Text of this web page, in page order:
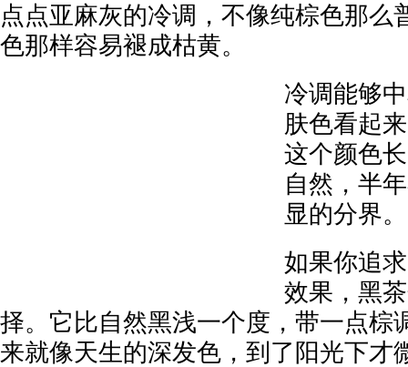
点点亚麻灰的冷调，不像纯棕色那么
色那样容易褪成枯黄。
冷调能够
肤色看起
这个颜色
自然，半
显的分界。
如果你追
效果，黑
择。它比自然黑浅一个度，带一点棕
来就像天生的深发色，到了阳光下才